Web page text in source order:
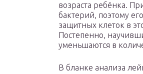
возраста ребёнка.
бактерий, поэтому
защитных клеток в
Постепенно,
уменьшаются в
В бланке анализа